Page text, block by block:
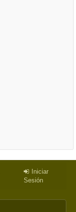
Iniciar
Sesión